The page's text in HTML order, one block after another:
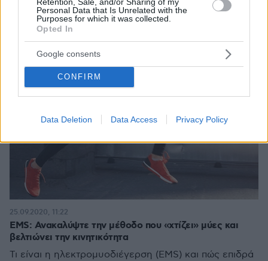
Personal Data that Is Unrelated with the
Purposes for which it was collected.
Opted In
Google consents
CONFIRM
Data Deletion Data Access Privacy Policy
EMS: Ανακαλύψτε την μέθοδο που «χτίζει» μύες και
βελτιώνει την κινητικότητα
Τι είναι η ηλεκτρομυοδιέγερση (EMS) και πώς επιδρά
25.09.2020, 11:22